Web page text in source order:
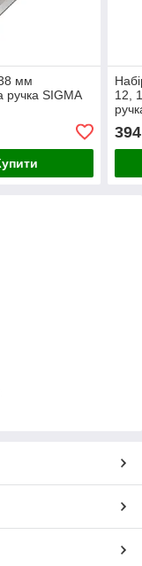
мм
ручка SIGMA
12,
394